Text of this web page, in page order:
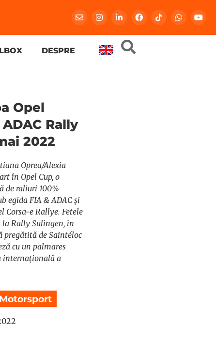
DESPRE
Opel
Rally
2022
Oprea/Alexia
în Opel Cup, o
de raliuri 100%
egida FIA & ADAC și
Corsa-e Rallye. Fetele
la Rally Sulingen, în
pregătită de Saintéloc
cu un palmares
internațională a
Motorsport